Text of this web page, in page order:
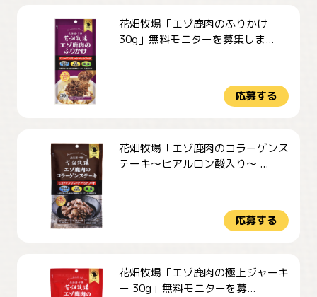
花畑牧場「エゾ鹿肉のふりかけ
30g」無料モニターを募集しま...
応募する
花畑牧場「エゾ鹿肉のコラーゲンス
テーキ～ヒアルロン酸入り～ ...
応募する
花畑牧場「エゾ鹿肉の極上ジャーキ
ー 30g」無料モニターを募...